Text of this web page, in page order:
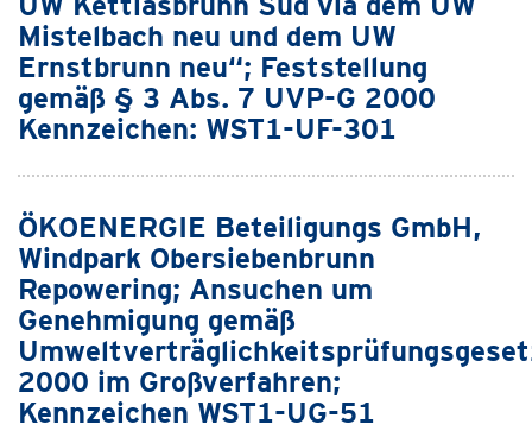
Mistelbach neu und dem UW
Ernstbrunn neu“; Feststellung
gemäß § 3 Abs. 7 UVP-G 2000
Kennzeichen: WST1-UF-301
ÖKOENERGIE Beteiligungs GmbH,
Windpark Obersiebenbrunn
Repowering; Ansuchen um
Genehmigung gemäß
2000 im Großverfahren;
Kennzeichen WST1-UG-51